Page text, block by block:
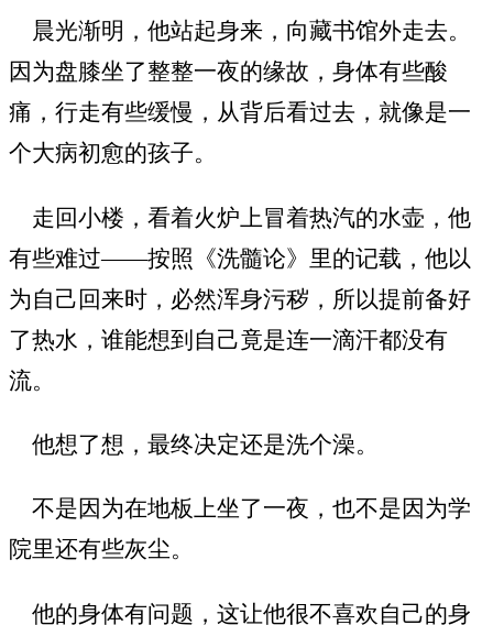
晨光渐明，他站起身来，向藏书馆外走去。
因为盘膝坐了整整一夜的缘故，身体有些酸
痛，行走有些缓慢，从背后看过去，就像是一
个大病初愈的孩子。
走回小楼，看着火炉上冒着热汽的水壶，他
有些难过——按照《洗髓论》里的记载，他以
为自己回来时，必然浑身污秽，所以提前备好
了热水，谁能想到自己竟是连一滴汗都没有
流。
他想了想，最终决定还是洗个澡。
不是因为在地板上坐了一夜，也不是因为学
院里还有些灰尘。
他的身体有问题，这让他很不喜欢自己的身